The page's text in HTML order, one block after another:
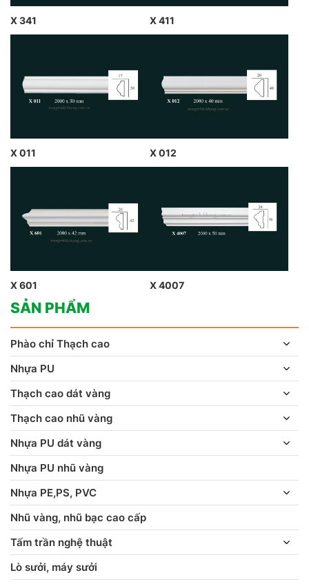
X 341 X 411
X 011 X 012
X 601 X 4007
SẢN PHẨM
Phào chỉ Thạch cao
Nhựa PU
Thạch cao dát vàng
Thạch cao nhũ vàng
Nhựa PU dát vàng
Nhựa PU nhũ vàng
Nhựa PE,PS, PVC
Nhũ vàng, nhũ bạc cao cấp
Tấm trần nghệ thuật
Lò sưởi, máy sưởi